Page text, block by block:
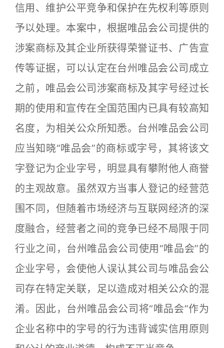
信用、维护公平竞争和保护在先权利等原则
予以处理。本案中，根据唯品会公司提供的
涉案商标及其企业所获得荣誉证书、广告宣
传等证据，可以认定在台州唯品会公司成立
之前，唯品会公司涉案商标及其字号经过长
期的使用和宣传在全国范围内已具有较高知
名度，为相关公众所知悉。台州唯品会公司
应当知晓“唯品会”的商标或字号，其将该文
字登记为企业字号，明显具有攀附他人商誉
的主观故意。虽然双方当事人登记的经营范
围不同，但随着市场经济与互联网经济的深
度融合，经营者之间的竞争已经不局限于同
行业之间，台州唯品会公司使用“唯品会”的
企业字号，会使他人误认其公司与唯品会公
司存在特定关联，足以造成对相关公众的混
淆。因此，台州唯品会公司将“唯品会”作为
企业名称中的字号的行为违背诚实信用原则